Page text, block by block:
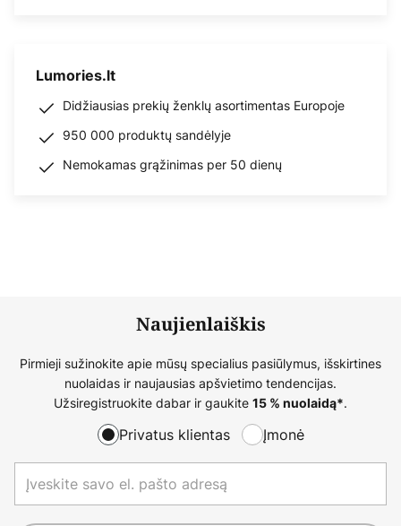
Lumories.lt
Didžiausias prekių ženklų asortimentas Europoje
950 000 produktų sandėlyje
Nemokamas grąžinimas per 50 dienų
Naujienlaiškis
Pirmieji sužinokite apie mūsų specialius pasiūlymus, išskirtines
nuolaidas ir naujausias apšvietimo tendencijas.
Užsiregistruokite dabar ir gaukite 15 % nuolaidą*.
Privatus klientas Įmonė